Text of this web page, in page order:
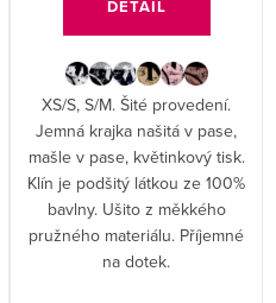
DETAIL
XS/S, S/M. Šité provedení.
Jemná krajka našitá v pase,
mašle v pase, květinkový tisk.
Klín je podšitý látkou ze 100%
bavlny. Ušito z měkkého
pružného materiálu. Příjemné
na dotek.